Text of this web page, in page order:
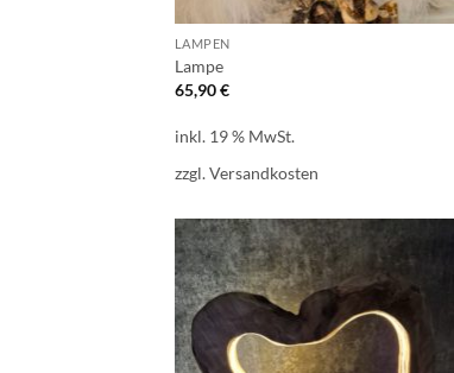
LAMPEN
Lampe
65,90€
inkl. 19 % MwSt.
zzgl.Versandkosten